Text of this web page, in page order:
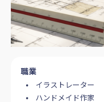
職業
イラストレーター
ハンドメイド作家